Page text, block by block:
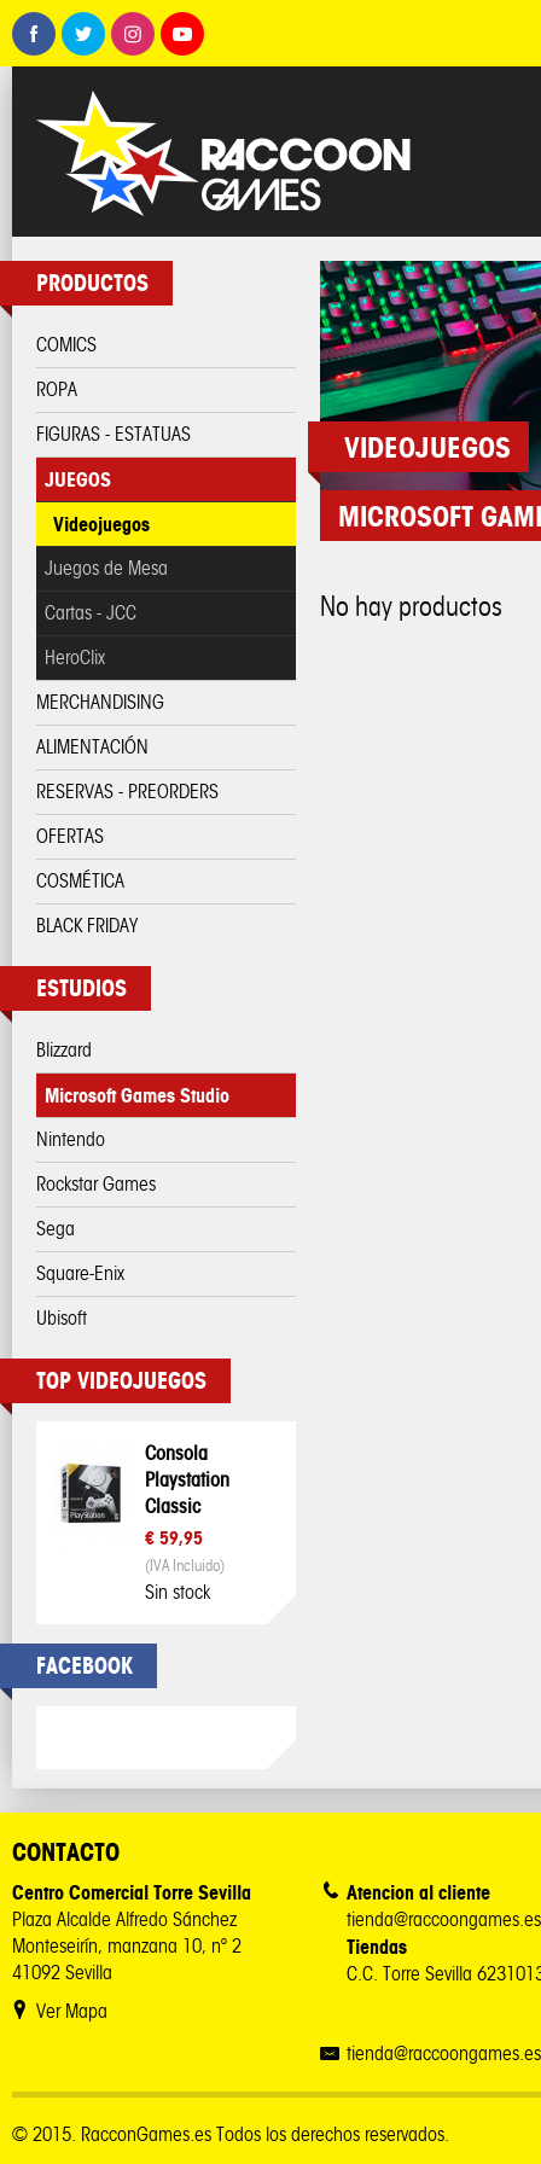
PRODUCTOS
COMICS
ROPA
FIGURAS - ESTATUAS
JUEGOS
Videojuegos
Juegos de Mesa
Cartas - JCC
HeroClix
MERCHANDISING
ALIMENTACIÓN
RESERVAS - PREORDERS
OFERTAS
COSMÉTICA
BLACK FRIDAY
ESTUDIOS
Blizzard
Microsoft Games Studio
Nintendo
Rockstar Games
Sega
Square-Enix
Ubisoft
TOP VIDEOJUEGOS
Consola
Playstation
Classic
€ 59,95
(IVA Incluido)
Sin stock
FACEBOOK
VIDEOJUEGOS
MICROSOFT
No hay productos
CONTACTO
Centro Comercial Torre Sevilla
Plaza Alcalde Alfredo Sánchez
Monteseirín, manzana 10, nº 2
41092 Sevilla
Ver Mapa
Atencion al cliente
tienda@raccoongames.es
Tiendas
C.C. Torre Sevilla
tienda@raccoongames.es
© 2015. RacconGames.es Todos los derechos reservados.